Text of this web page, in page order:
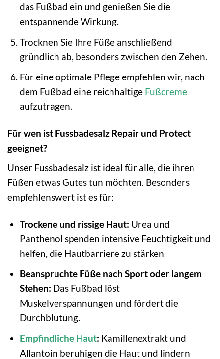
das Fußbad ein und genießen Sie die
entspannende Wirkung.
Trocknen Sie Ihre Füße anschließend
gründlich ab, besonders zwischen den Zehen.
Für eine optimale Pflege empfehlen wir, nach
dem Fußbad eine reichhaltige Fußcreme
aufzutragen.
Für wen ist Fussbadesalz Repair und Protect
geeignet?
Unser Fussbadesalz ist ideal für alle, die ihren
Füßen etwas Gutes tun möchten. Besonders
empfehlenswert ist es für:
Trockene und rissige Haut: Urea und
Panthenol spenden intensive Feuchtigkeit und
helfen, die Hautbarriere zu stärken.
Beanspruchte Füße nach Sport oder langem
Stehen: Das Fußbad löst
Muskelverspannungen und fördert die
Durchblutung.
Empfindliche Haut: Kamillenextrakt und
Allantoin beruhigen die Haut und lindern